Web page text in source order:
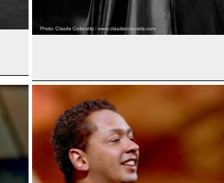
Mauranne